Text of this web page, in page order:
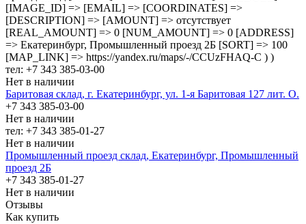
[IMAGE_ID] => [EMAIL] => [COORDINATES] =>
[DESCRIPTION] => [AMOUNT] => отсутствует
[REAL_AMOUNT] => 0 [NUM_AMOUNT] => 0 [ADDRESS]
=> Екатеринбург, Промышленный проезд 2Б [SORT] => 100
[MAP_LINK] => https://yandex.ru/maps/-/CCUzFHAQ-C ) )
тел: +7 343 385-03-00
Нет в наличии
Баритовая склад, г. Екатеринбург, ул. 1-я Баритовая 127 лит. О.
+7 343 385-03-00
Нет в наличии
тел: +7 343 385-01-27
Нет в наличии
Промышленный проезд cклад, Екатеринбург, Промышленный
проезд 2Б
+7 343 385-01-27
Нет в наличии
Отзывы
Как купить